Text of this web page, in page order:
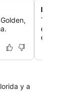
Elegante
Te recibirá
elegantes
estrellas.
y a